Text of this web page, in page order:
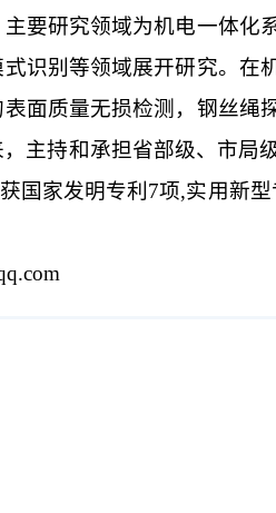
要研究领域为机电一体
识别等领域展开研究。
面质量无损检测，钢丝
主持和承担省部级、市局
国家发明专利 7项,实用新型